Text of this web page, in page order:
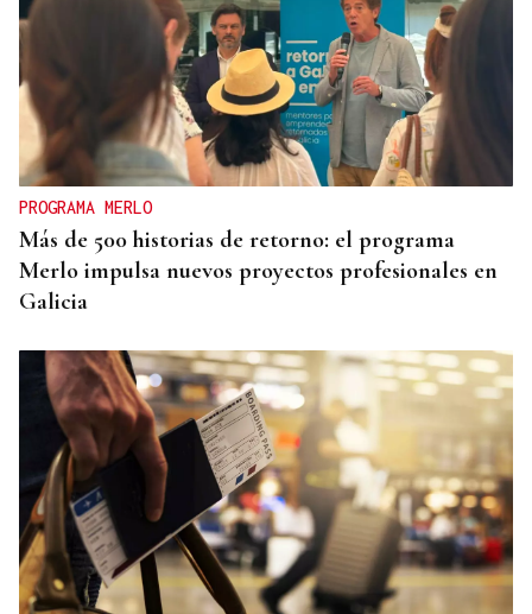
PROGRAMA MERLO
Más de 500 historias de retorno: el programa
Merlo impulsa nuevos proyectos profesionales en
Galicia